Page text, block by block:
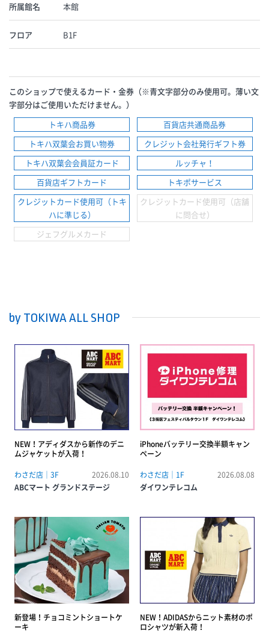
所属館名 本館
フロア B1F
このショップで使えるカード・金券（※青文字部分のみ使用可。薄い文
字部分はご使用いただけません。）
トキハ商品券
百貨店共通商品券
トキハ双葉会お買い物券
クレジット会社発行ギフト券
トキハ双葉会会員証カード
ルッチャ！
百貨店ギフトカード
トキポサービス
クレジットカード使用可（トキ
ハに準じる）
クレジットカード使用可（店舗
に問合せ）
ジェフグルメカード
by TOKIWA ALL SHOP
NEW！アディダスから新作のデニ
ムジャケットが入荷！
わさだ店｜3F
2026.08.10
ABCマート グランドステージ
iPhoneバッテリー交換半額キャン
ペーン
わさだ店｜1F
2026.08.08
ダイワンテレコム
新登場！チョコミントショートケ
ーキ
NEW！ADIDASからニット素材のポ
ロシャツが新入荷！